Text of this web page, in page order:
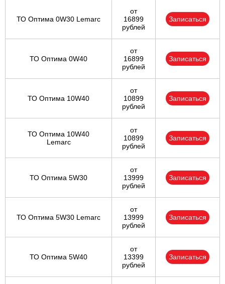
ТО Оптима 0W30 Lemarc
от
16899
рублей
Записаться
ТО Оптима 0W40
от
16899
рублей
Записаться
ТО Оптима 10W40
от
10899
рублей
Записаться
ТО Оптима 10W40
Lemarc
от
10899
рублей
Записаться
ТО Оптима 5W30
от
13999
рублей
Записаться
ТО Оптима 5W30 Lemarc
от
13999
рублей
Записаться
ТО Оптима 5W40
от
13399
рублей
Записаться